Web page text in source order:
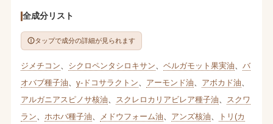
全成分リスト
タップで成分の詳細が見られます
ジメチコン シクロペンタシロキサン ベルガモット果実油
バ
オバブ種子油
γ-ドコサラクトン アーモンド油 アボカド油
アルガニアスピノサ核油
スクレロカリアビレア種子油
スクワ
ラン
ホホバ種子油 メドウフォーム油 アンズ核油
トリ(カ